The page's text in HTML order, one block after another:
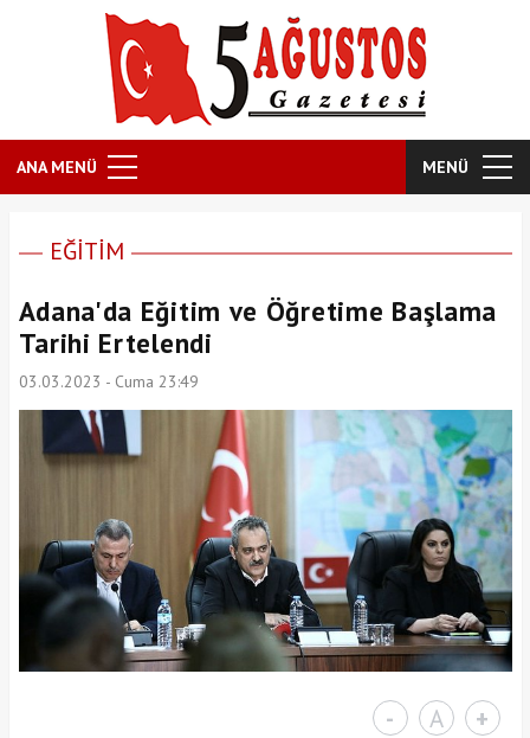
ANA MENÜ MENÜ
EĞİTİM
Adana'da Eğitim ve Öğretime Başlama
Tarihi Ertelendi
03.03.2023 - Cuma 23:49
- A +